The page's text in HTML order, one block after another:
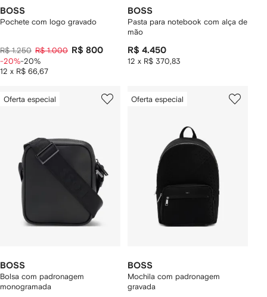
BOSS
Pochete com logo gravado
R$ 1.250 R$ 1.000 R$ 800
12 x R$ 66,67
-20%-20%
BOSS
Pasta para notebook com alça de
mão
R$ 4.450
12 x R$ 370,83
Oferta especial
BOSS
Bolsa com padronagem
monogramada
Oferta especial
BOSS
Mochila com padronagem
gravada